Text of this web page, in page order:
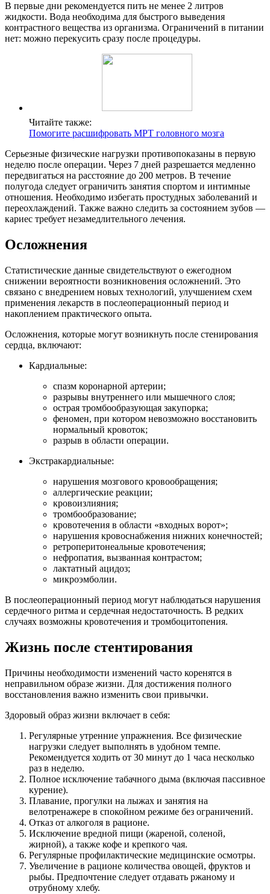
В первые дни рекомендуется пить не менее 2 литров
жидкости. Вода необходима для быстрого выведения
контрастного вещества из организма. Ограничений в питании
нет: можно перекусить сразу после процедуры.
Читайте также:
Помогите расшифровать МРТ головного мозга
Серьезные физические нагрузки противопоказаны в первую
неделю после операции. Через 7 дней разрешается медленно
передвигаться на расстояние до 200 метров. В течение
полугода следует ограничить занятия спортом и интимные
отношения. Необходимо избегать простудных заболеваний и
переохлаждений. Также важно следить за состоянием зубов —
кариес требует незамедлительного лечения.
Осложнения
Статистические данные свидетельствуют о ежегодном
снижении вероятности возникновения осложнений. Это
связано с внедрением новых технологий, улучшением схем
применения лекарств в послеоперационный период и
накоплением практического опыта.
Осложнения, которые могут возникнуть после стенирования
сердца, включают:
Кардиальные:
спазм коронарной артерии;
разрывы внутреннего или мышечного слоя;
острая тромбообразующая закупорка;
феномен, при котором невозможно восстановить
нормальный кровоток;
разрыв в области операции.
Экстракардиальные:
нарушения мозгового кровообращения;
аллергические реакции;
кровоизлияния;
тромбообразование;
кровотечения в области «входных ворот»;
нарушения кровоснабжения нижних конечностей;
ретроперитонеальные кровотечения;
нефропатия, вызванная контрастом;
лактатный ацидоз;
микроэмболии.
В послеоперационный период могут наблюдаться нарушения
сердечного ритма и сердечная недостаточность. В редких
случаях возможны кровотечения и тромбоцитопения.
Жизнь после стентирования
Причины необходимости изменений часто коренятся в
неправильном образе жизни. Для достижения полного
восстановления важно изменить свои привычки.
Здоровый образ жизни включает в себя:
Регулярные утренние упражнения. Все физические
нагрузки следует выполнять в удобном темпе.
Рекомендуется ходить от 30 минут до 1 часа несколько
раз в неделю.
Полное исключение табачного дыма (включая пассивное
курение).
Плавание, прогулки на лыжах и занятия на
велотренажере в спокойном режиме без ограничений.
Отказ от алкоголя в рационе.
Исключение вредной пищи (жареной, соленой,
жирной), а также кофе и крепкого чая.
Регулярные профилактические медицинские осмотры.
Увеличение в рационе количества овощей, фруктов и
рыбы. Предпочтение следует отдавать ржаному и
отрубному хлебу.